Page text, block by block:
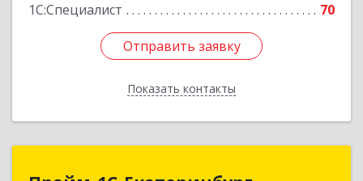
1С:Специалист
70
Отправить заявку
Показать контакты
Отправить заявку
Назад
Прайм-1С-Екатеринбург